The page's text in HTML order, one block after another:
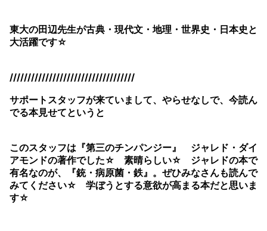
東大の田辺先生が古典・現代文・地理・世界史・日本史と
大活躍です☆
///////////////////////////////////
サポートスタッフが来ていまして、やらせなしで、今読ん
でる本見せてというと
このスタッフは『第三のチンパンジー』 ジャレド・ダイ
アモンドの著作でした☆ 素晴らしい☆ ジャレドの本で
有名なのが、『銃・病原菌・鉄』。ぜひみなさんも読んで
みてください☆ 学ぼうとする意欲が高まる本だと思いま
す☆